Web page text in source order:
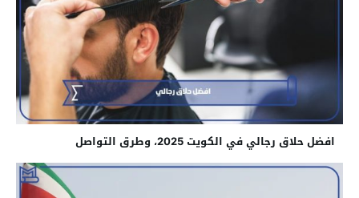
افضل حلاق رجالي في الكويت 2025، وطرق التواصل